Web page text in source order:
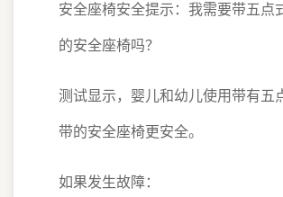
安全座椅安全提示：我需要带五点
的安全座椅吗？
测试显示，婴儿和幼儿使用带有五
带的安全座椅更安全。
如果发生故障：